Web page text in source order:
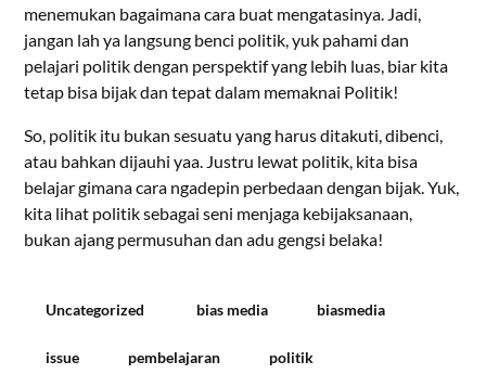
menemukan bagaimana cara buat mengatasinya. Jadi,
jangan lah ya langsung benci politik, yuk pahami dan
pelajari politik dengan perspektif yang lebih luas, biar kita
tetap bisa bijak dan tepat dalam memaknai Politik!
So, politik itu bukan sesuatu yang harus ditakuti, dibenci,
atau bahkan dijauhi yaa. Justru lewat politik, kita bisa
belajar gimana cara ngadepin perbedaan dengan bijak. Yuk,
kita lihat politik sebagai seni menjaga kebijaksanaan,
bukan ajang permusuhan dan adu gengsi belaka!
Uncategorized bias media biasmedia
issue pembelajaran politik